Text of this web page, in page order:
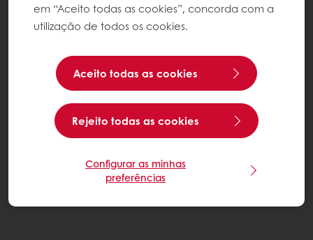
em “Aceito todas as cookies”, concorda com a
utilização de todos os cookies.
Aceito todas as cookies
Rejeito todas as cookies
Configurar as minhas
preferências